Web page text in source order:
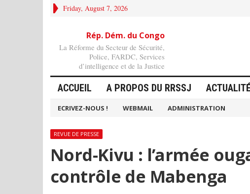
Friday, August 7, 2026
Rép. Dém. du Congo
La Réforme du Secteur de Sécurité,
Police, FARDC, Services
d’intelligence et de la Justice
ACCUEIL A PROPOS DU RRSSJ ACTUALITÉ
ECRIVEZ-NOUS ! WEBMAIL ADMINISTRATION
REVUE DE PRESSE
Nord-Kivu : l’armée
contrôle de Mabenga